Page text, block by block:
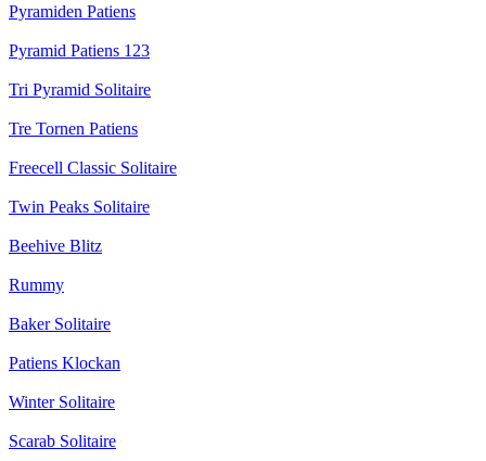
Pyramiden Patiens
Pyramid Patiens 123
Tri Pyramid Solitaire
Tre Tornen Patiens
Freecell Classic Solitaire
Twin Peaks Solitaire
Beehive Blitz
Rummy
Baker Solitaire
Patiens Klockan
Winter Solitaire
Scarab Solitaire